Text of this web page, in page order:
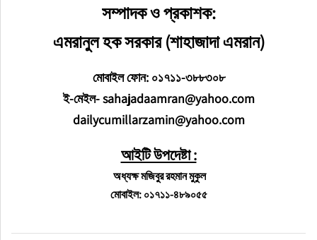
সম্পাদক ও প্রকাশক:
এমরানুল হক সরকার (শাহাজাদা এমরান)
মোবাইল ফোন: ০১৭১১-৩৮৮৩০৮
ই-মেইল- sahajadaamran@yahoo.com
dailycumillarzamin@yahoo.com
আইটি উপদেষ্টা :
অধ্যক্ষ মজিবুর রহমান মুকুল
মোবাইল: ০১৭১১-৪৮৯০৫৫